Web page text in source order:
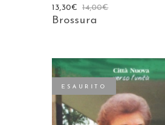
14,00€
13,30€
Brossura
ESAURITO